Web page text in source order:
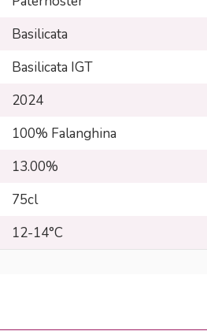
Basilicata
Basilicata IGT
2024
100% Falanghina
13.00%
75cl
12-14°C